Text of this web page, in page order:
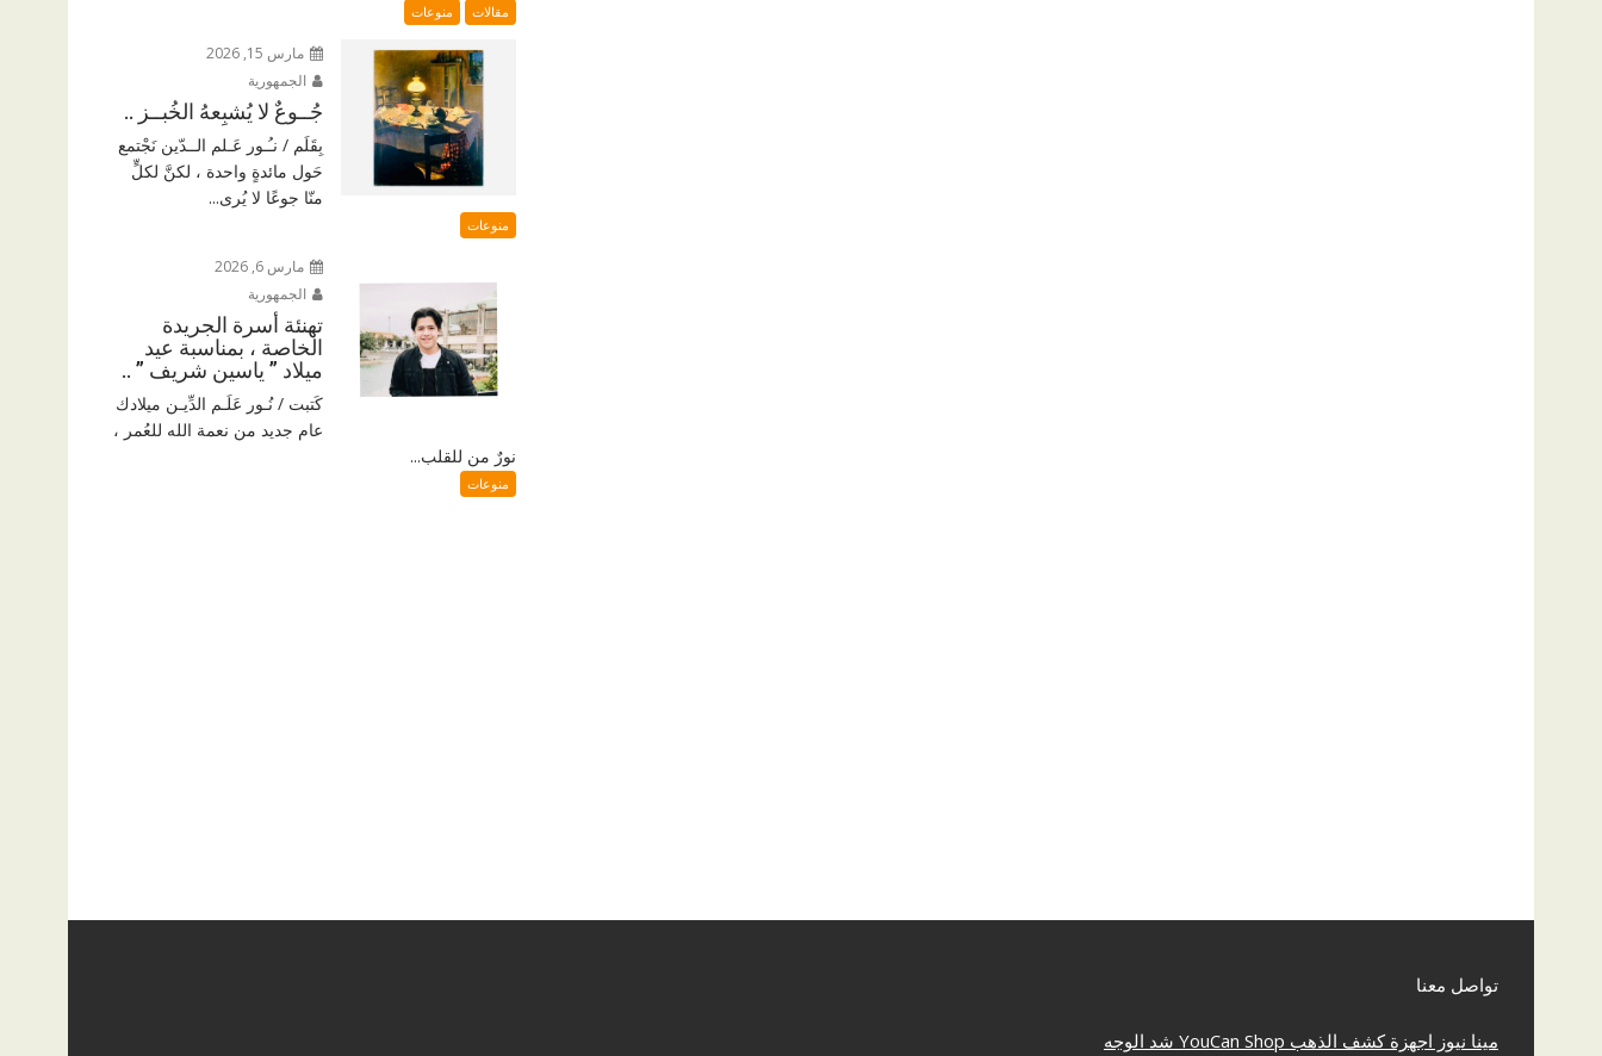
مقالات منوعات
مارس 15, 2026
الجمهورية
جُــوعٌ لا يُشبِعهُ الخُبــز ..
بِقَلَم / نـُـور عَـلم الــدّين نَجْتمع
حَول مائدةٍ واحدة ، لكنَّ لكلٍّ
منّا جوعًا لا يُرى...
منوعات
مارس 6, 2026
الجمهورية
تهنئة أسرة الجريدة
الخاصة ، بمناسبة عيد
ميلاد ” ياسين شريف ” ..
كَتبت / نُـور عَلَـم الدِّيـن ميلادك
عام جديد من نعمة الله للعُمر ،
نورٌ من للقلب...
منوعات
تواصل معنا
مينا نيوز اجهزة كشف الذهب YouCan Shop شد الوجه